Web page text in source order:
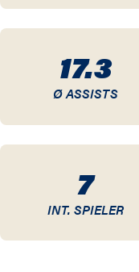
08 / 09
05 / 06
17.3
Ø ASSISTS
7
INT. SPIELER